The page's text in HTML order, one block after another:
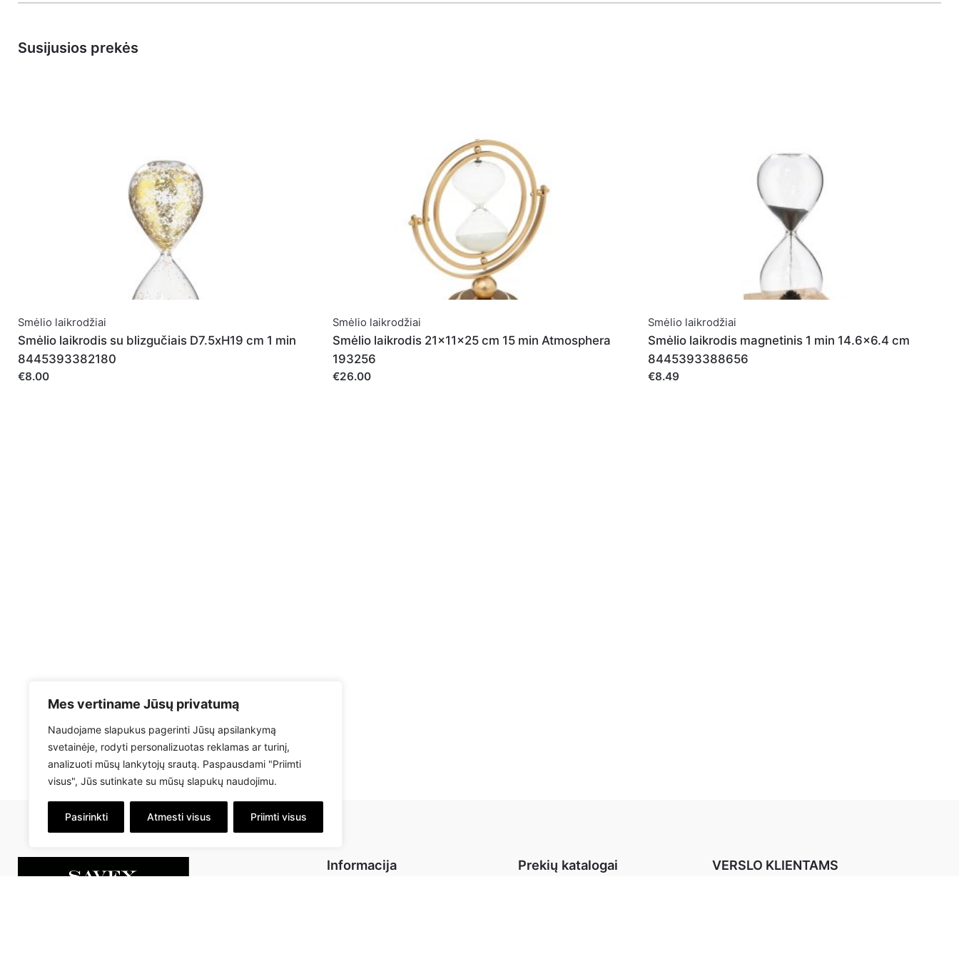
Mes vertiname Jūsų privatumą
Naudojame slapukus pagerinti Jūsų apsilankymą
svetainėje, rodyti personalizuotas reklamas ar turinį,
analizuoti mūsų lankytojų srautą. Paspausdami "Priimti
visus", Jūs sutinkate su mūsų slapukų naudojimu.
Pasirinkti Atmesti visus Priimti visus
El. pašto adresas nebus skelbiamas.
Noriu savo interneto naršyklėje išsaugoti vardą, el. pašto adresą ir interneto puslapį, kad jų nebereiktų įvesti iš naujo, kai kitą kartą vėl norėsiu parašyti komentarą.
Susijusios prekės
Smėlio laikrodžiai
Smėlio laikrodis su blizgučiais D7.5xH19 cm 1 min
8445393382180
€8.00
Smėlio laikrodžiai
Smėlio laikrodis 21x11x25 cm 15 min Atmosphera
193256
€26.00
Smėlio laikrodžiai
Smėlio laikrodis magnetinis 1 min 14.6x6.4 cm
8445393388656
€8.49
Informacija Prekių katalogai VERSLO KLIENTAMS